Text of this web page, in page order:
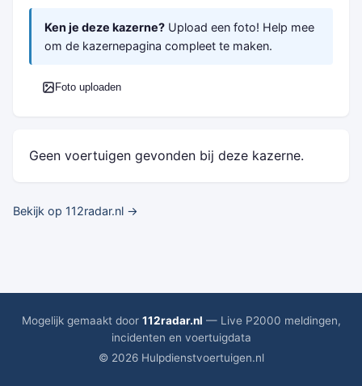
Ken je deze kazerne? Upload een foto! Help mee
om de kazernepagina compleet te maken.
Foto uploaden
Geen voertuigen gevonden bij deze kazerne.
Bekijk op 112radar.nl →
Mogelijk gemaakt door 112radar.nl — Live P2000 meldingen,
incidenten en voertuigdata
© 2026 Hulpdienstvoertuigen.nl